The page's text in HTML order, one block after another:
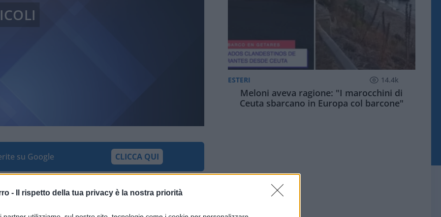
- Il rispetto della tua privacy è la nostra priorità
su Google CLICCA QUI
Batty, nel quale, sotto la pioggia e
con le lacrime agli occhi: “Io ne ho viste
navi da combattimento in fiamme al
ESTERI 14.4k
Meloni aveva ragione: "I marocchini di
Ceuta sbarcano in Europa col barcone"